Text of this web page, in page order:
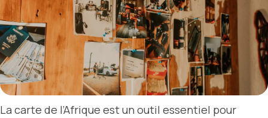
La carte de l’Afrique est un outil essentiel pour